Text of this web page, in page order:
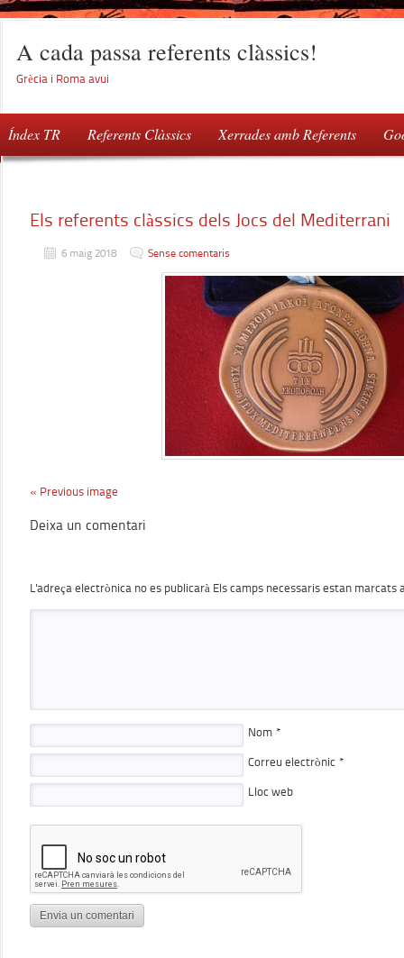
A cada passa referents clàssics!
Grècia i Roma avui
Índex TR Referents Clàssics Xerrades amb Referents
Els referents clàssics dels Jocs del Mediterrani
6 maig 2018 Sense comentaris
« Previous image
Deixa un comentari
L'adreça electrònica no es publicarà Els camps necessaris estan marcats
Nom *
Correu electrònic *
Lloc web